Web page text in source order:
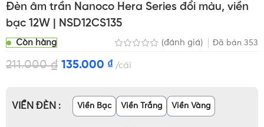
Đèn âm trần Nanoco Hera Series đổi màu, viền
bạc 12W | NSD12CS135
Còn hàng (đánh giá) Đã bán 353
211.000₫ 135.000 ₫ cái
VIỀN ĐÈN Viền Bạc Viền Trắng Viền Vàng